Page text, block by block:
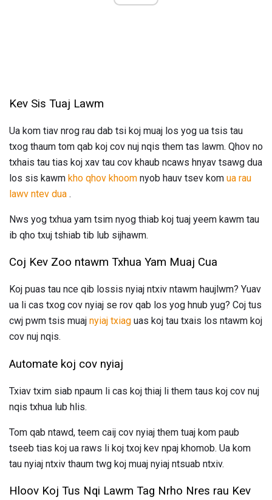
Kev Sis Tuaj Lawm
Ua kom tiav nrog rau dab tsi koj muaj los yog ua tsis tau
txog thaum tom qab koj cov nuj nqis them tas lawm. Qhov no
txhais tau tias koj xav tau cov khaub ncaws hnyav tsawg dua
los sis kawm kho qhov khoom nyob hauv tsev kom ua rau
lawv ntev dua .
Nws yog txhua yam tsim nyog thiab koj tuaj yeem kawm tau
ib qho txuj tshiab tib lub sijhawm.
Coj Kev Zoo ntawm Txhua Yam Muaj Cua
Koj puas tau nce qib lossis nyiaj ntxiv ntawm haujlwm? Yuav
ua li cas txog cov nyiaj se rov qab los yog hnub yug? Coj tus
cwj pwm tsis muaj nyiaj txiag uas koj tau txais los ntawm koj
cov nuj nqis.
Automate koj cov nyiaj
Txiav txim siab npaum li cas koj thiaj li them taus koj cov nuj
nqis txhua lub hlis.
Tom qab ntawd, teem caij cov nyiaj them tuaj kom paub
tseeb tias koj ua raws li koj txoj kev npaj khomob. Ua kom
tau nyiaj ntxiv thaum twg koj muaj nyiaj ntsuab ntxiv.
Hloov Koj Tus Nqi Lawm Tag Nrho Nres rau Kev